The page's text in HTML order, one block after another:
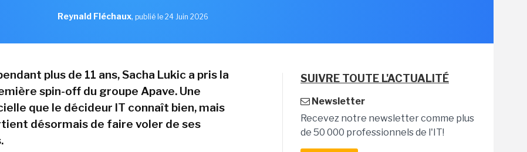
Reynald Fléchaux, publié le 24 Juin 2026
plus de 11 ans, Sacha Lukic a pris la
spin-off du groupe Apave. Une
que le décideur IT connaît bien, mais
désormais de faire voler de ses
SUIVRE TOUTE L'ACTUALITÉ
Newsletter
Recevez notre newsletter comme plus
de 50 000 professionnels de l'IT!